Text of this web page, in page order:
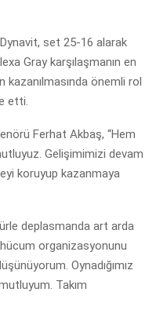
set 25-16 alarak
Gray karşılaşmanın en
kazanılmasında önemli rol
etti.
Ferhat Akbaş, “Hem
Gelişimimizi devam
koruyup kazanmaya
deplasmanda art arda
organizasyonunu
Oynadığımız
Takım